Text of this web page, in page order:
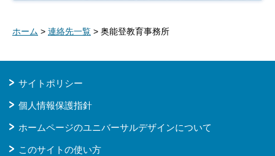
ホーム > 連絡先一覧 > 奥能登教育事務所
サイトポリシー
個人情報保護指針
ホームページのユニバーサルデザインについて
このサイトの使い方